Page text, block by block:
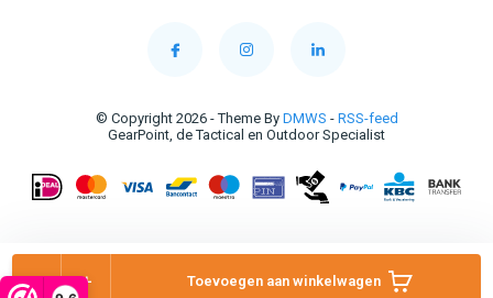
+
- Toevoegen aan winkelwagen
© Copyright 2026 - Theme By DMWS - RSS-feed
GearPoint, de Tactical en Outdoor Specialist